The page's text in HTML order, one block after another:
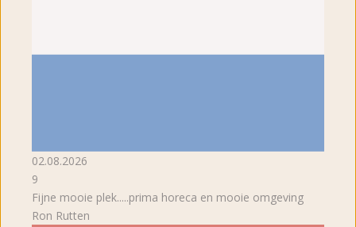
02.08.2026
9
Fijne mooie plek.....prima horeca en mooie omgeving
Ron Rutten